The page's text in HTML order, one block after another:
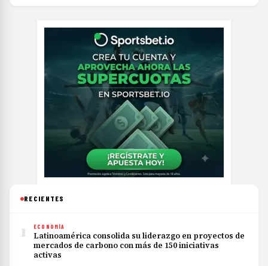
RECIENTES
1 ECONOMÍA
Latinoamérica consolida su liderazgo en proyectos de
mercados de carbono con más de 150 iniciativas
activas